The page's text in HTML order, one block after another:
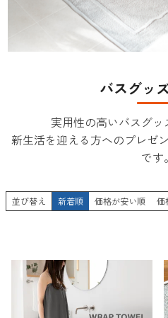
バスグッ
実用性の高いバスグッ
新生活を迎える方へのプレゼ
です。
並び替え 新着順 価格が安い順 価